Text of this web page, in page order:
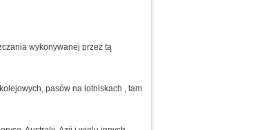
wykonywanej przez tą
pasów na lotniskach , tam